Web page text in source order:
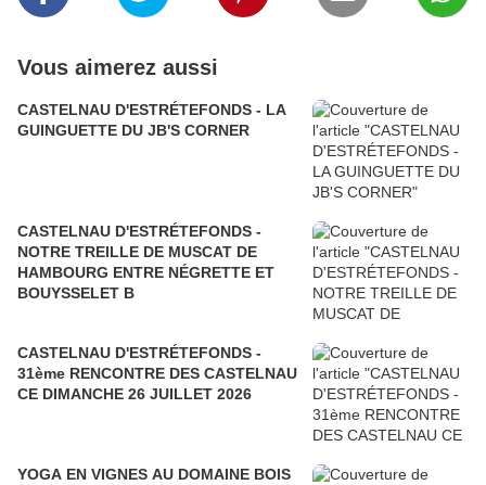
Vous aimerez aussi
CASTELNAU D'ESTRÉTEFONDS - LA
GUINGUETTE DU JB'S CORNER
CASTELNAU D'ESTRÉTEFONDS -
NOTRE TREILLE DE MUSCAT DE
HAMBOURG ENTRE NÉGRETTE ET
BOUYSSELET B
CASTELNAU D'ESTRÉTEFONDS -
31ème RENCONTRE DES CASTELNAU
CE DIMANCHE 26 JUILLET 2026
YOGA EN VIGNES AU DOMAINE BOIS